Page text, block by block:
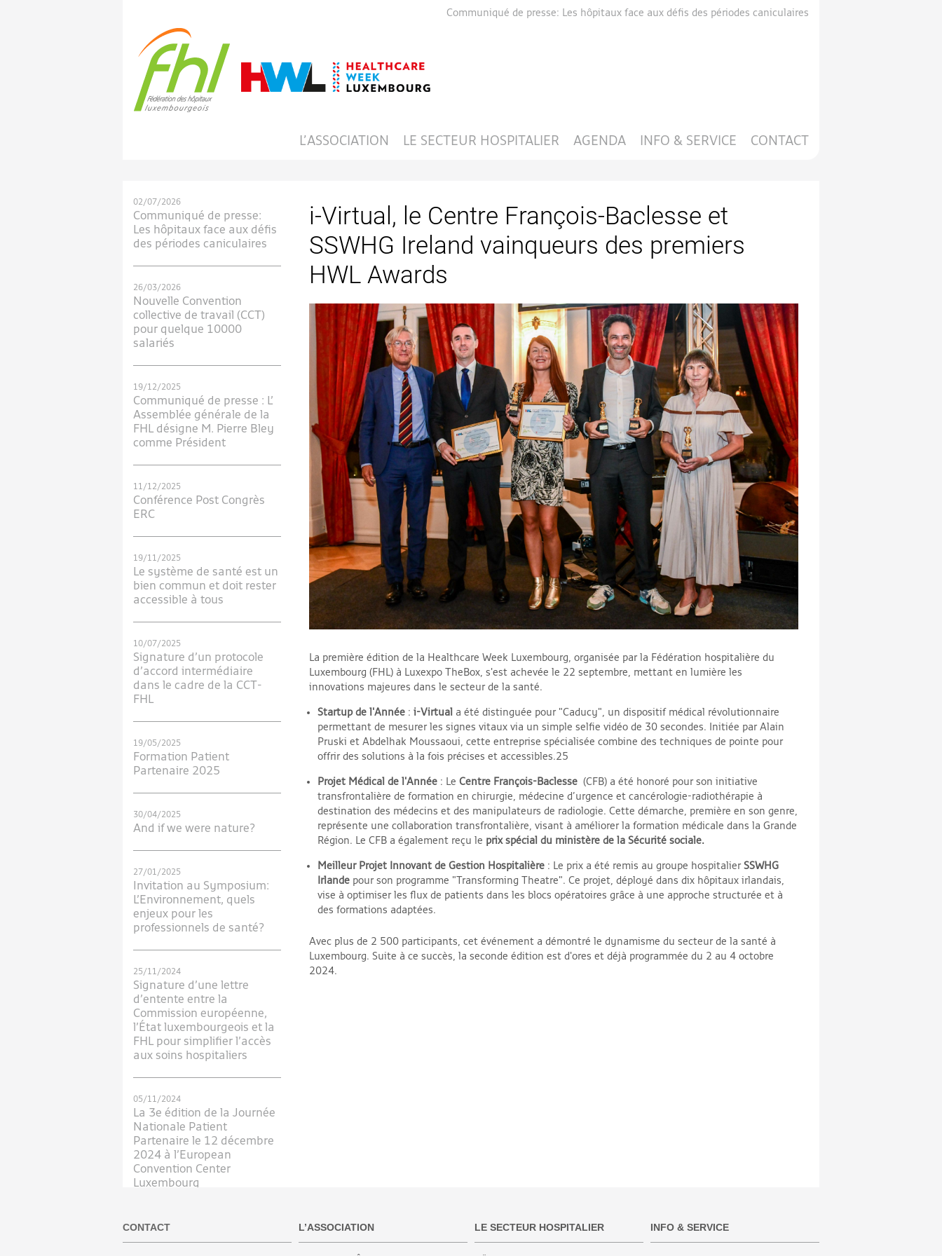
Communiqué de presse: Les hôpitaux face aux défis des périodes caniculaires
L’ASSOCIATION LE SECTEUR HOSPITALIER AGENDA INFO & SERVICE CONTACT
02/07/2026
Communiqué de presse:
Les hôpitaux face aux défis
des périodes caniculaires
26/03/2026
Nouvelle Convention
collective de travail (CCT)
pour quelque 10000
salariés
19/12/2025
Communiqué de presse : L’
Assemblée générale de la
FHL désigne M. Pierre Bley
comme Président
11/12/2025
Conférence Post Congrès
ERC
19/11/2025
Le système de santé est un
bien commun et doit rester
accessible à tous
10/07/2025
Signature d’un protocole
d’accord intermédiaire
dans le cadre de la CCT-
FHL
19/05/2025
Formation Patient
Partenaire 2025
30/04/2025
And if we were nature?
27/01/2025
Invitation au Symposium:
L’Environnement, quels
enjeux pour les
professionnels de santé?
25/11/2024
Signature d’une lettre
d’entente entre la
Commission européenne,
l’État luxembourgeois et la
FHL pour simplifier l’accès
aux soins hospitaliers
05/11/2024
La 3e édition de la Journée
Nationale Patient
Partenaire le 12 décembre
2024 à l’European
Convention Center
Luxembourg
19/09/2024
Participez au
i-Virtual, le Centre François-Baclesse et
SSWHG Ireland vainqueurs des premiers
HWL Awards
La première édition de la Healthcare Week Luxembourg, organisée par la Fédération hospitalière du
Luxembourg (FHL) à Luxexpo TheBox, s'est achevée le 22 septembre, mettant en lumière les
innovations majeures dans le secteur de la santé.
Startup de l'Année : i-Virtual a été distinguée pour "Caducy", un dispositif médical révolutionnaire
permettant de mesurer les signes vitaux via un simple selfie vidéo de 30 secondes. Initiée par Alain
Pruski et Abdelhak Moussaoui, cette entreprise spécialisée combine des techniques de pointe pour
offrir des solutions à la fois précises et accessibles.25
Projet Médical de l'Année : Le Centre François-Baclesse (CFB) a été honoré pour son initiative
transfrontalière de formation en chirurgie, médecine d’urgence et cancérologie-radiothérapie à
destination des médecins et des manipulateurs de radiologie. Cette démarche, première en son genre,
représente une collaboration transfrontalière, visant à améliorer la formation médicale dans la Grande
Région. Le CFB a également reçu le prix spécial du ministère de la Sécurité sociale.
Meilleur Projet Innovant de Gestion Hospitalière : Le prix a été remis au groupe hospitalier SSWHG
Irlande pour son programme "Transforming Theatre". Ce projet, déployé dans dix hôpitaux irlandais,
vise à optimiser les flux de patients dans les blocs opératoires grâce à une approche structurée et à
des formations adaptées.
Avec plus de 2 500 participants, cet événement a démontré le dynamisme du secteur de la santé à
Luxembourg. Suite à ce succès, la seconde édition est d'ores et déjà programmée du 2 au 4 octobre
2024.
CONTACT L’ASSOCIATION LE SECTEUR HOSPITALIER INFO & SERVICE